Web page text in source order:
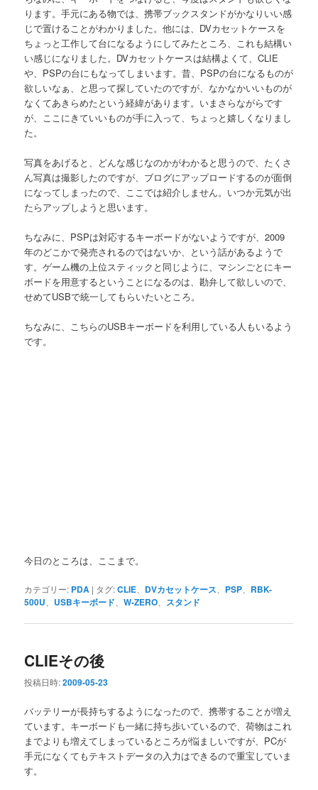
ります。手元にある物では、携帯ブックスタンドがかなりいい感
じで置けることがわかりました。他には、DVカセットケースを
ちょっと工作して台になるようにしてみたところ、これも結構い
い感じになりました。DVカセットケースは結構よくて、CLIE
や、PSPの台にもなってしまいます。昔、PSPの台になるものが
欲しいなぁ、と思って探していたのですが、なかなかいいものが
なくてあきらめたという経緯があります。いまさらながらです
が、ここにきていいものが手に入って、ちょっと嬉しくなりまし
た。
写真をあげると、どんな感じなのかがわかると思うので、たくさ
ん写真は撮影したのですが、ブログにアップロードするのが面倒
になってしまったので、ここでは紹介しません。いつか元気が出
たらアップしようと思います。
ちなみに、PSPは対応するキーボードがないようですが、2009
年のどこかで発売されるのではないか、という話があるようで
す。ゲーム機の上位スティックと同じように、マシンごとにキー
ボードを用意するということになるのは、勘弁して欲しいので、
せめてUSBで統一してもらいたいところ。
ちなみに、こちらのUSBキーボードを利用している人もいるよう
です。
今日のところは、ここまで。
カテゴリー: PDA | タグ:CLIE DVカセットケース PSP
RBK-
500U
USBキーボード 、W-ZERO スタンド
CLIEその後
投稿日時:2009-05-23
バッテリーが長持ちするようになったので、携帯することが増え
ています。キーボードも一緒に持ち歩いているので、荷物はこれ
までよりも増えてしまっているところが悩ましいですが、PCが
手元になくてもテキストデータの入力はできるので重宝していま
す。